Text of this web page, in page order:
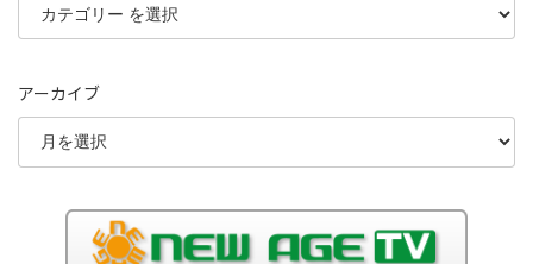
アーカイブ